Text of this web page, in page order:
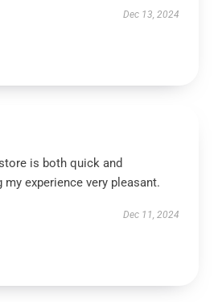
Dec 13, 2024
is both quick and
my experience very pleasant.
Dec 11, 2024